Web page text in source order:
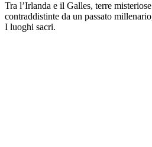
Tra l’Irlanda e il Galles, terre
contraddistinte da un passato
I luoghi sacri.